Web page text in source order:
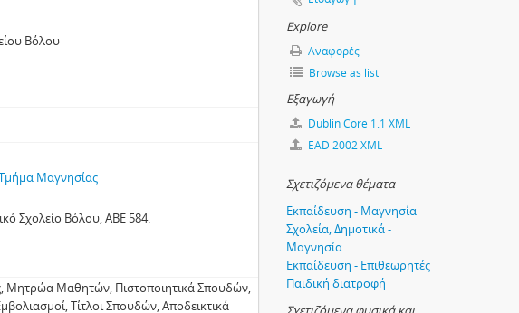
Βόλου
Μαγνησίας
Σχολείο Βόλου, ΑΒΕ 584.
Μητρώα Μαθητών, Πιστοποιητικά Σπουδών,
Τίτλοι Σπουδών, Αποδεικτικά
Explore
Αναφορές
Browse as list
Εξαγωγή
Dublin Core 1.1 XML
EAD 2002 XML
Σχετιζόμενα θέματα
Εκπαίδευση - Μαγνησία
Σχολεία, Δημοτικά -
Μαγνησία
Εκπαίδευση - Επιθεωρητές
Παιδική διατροφή